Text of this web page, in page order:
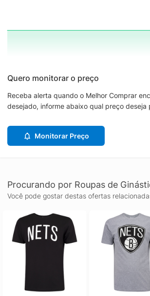
Quero monitorar o preço
Receba alerta quando o Melhor Comprar
desejado, informe abaixo qual preço deseja
Monitorar Preço
Procurando por Roupas de
Você pode gostar destas ofertas